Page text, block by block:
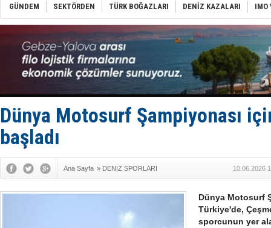
İngiliz
FESCO,
DESE,
35 milyon
İnsansız
Yüzyıl
Anadolu
Derince,
İTU AUV,
GÜNDEM SEKTÖRDEN TÜRK BOĞAZLARI DENİZ KAZALARI IMO
Dünya Motosurf Şampiyonası
başladı
Ana Sayfa » DENİZ SPORLARI 10.06.2026
Dünya Motosurf
Türkiye'de,
sporcunun yer